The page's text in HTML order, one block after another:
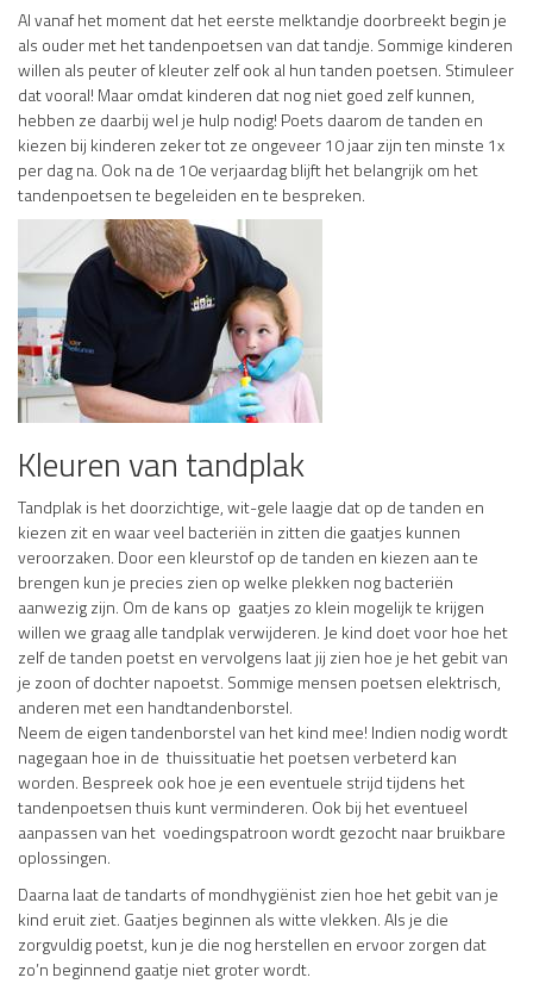
Al vanaf het moment dat het eerste melktandje doorbreekt begin je
als ouder met het tandenpoetsen van dat tandje. Sommige kinderen
willen als peuter of kleuter zelf ook al hun tanden poetsen. Stimuleer
dat vooral! Maar omdat kinderen dat nog niet goed zelf kunnen,
hebben ze daarbij wel je hulp nodig! Poets daarom de tanden en
kiezen bij kinderen zeker tot ze ongeveer 10 jaar zijn ten minste 1x
per dag na. Ook na de 10e verjaardag blijft het belangrijk om het
tandenpoetsen te begeleiden en te bespreken.
Kleuren van tandplak
Tandplak is het doorzichtige, wit-gele laagje dat op de tanden en
kiezen zit en waar veel bacteriën in zitten die gaatjes kunnen
veroorzaken. Door een kleurstof op de tanden en kiezen aan te
brengen kun je precies zien op welke plekken nog bacteriën
aanwezig zijn. Om de kans op gaatjes zo klein mogelijk te krijgen
willen we graag alle tandplak verwijderen. Je kind doet voor hoe het
zelf de tanden poetst en vervolgens laat jij zien hoe je het gebit van
je zoon of dochter napoetst. Sommige mensen poetsen elektrisch,
anderen met een handtandenborstel.
Neem de eigen tandenborstel van het kind mee! Indien nodig wordt
nagegaan hoe in de thuissituatie het poetsen verbeterd kan
worden. Bespreek ook hoe je een eventuele strijd tijdens het
tandenpoetsen thuis kunt verminderen. Ook bij het eventueel
aanpassen van het voedingspatroon wordt gezocht naar bruikbare
oplossingen.
Daarna laat de tandarts of mondhygiënist zien hoe het gebit van je
kind eruit ziet. Gaatjes beginnen als witte vlekken. Als je die
zorgvuldig poetst, kun je die nog herstellen en ervoor zorgen dat
zo’n beginnend gaatje niet groter wordt.